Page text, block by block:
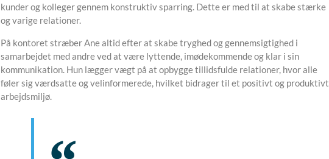
kunder og kolleger gennem konstruktiv sparring. Dette er med til at skabe stærke
og varige relationer.
På kontoret stræber Ane altid efter at skabe tryghed og gennemsigtighed i
samarbejdet med andre ved at være lyttende, imødekommende og klar i sin
kommunikation. Hun lægger vægt på at opbygge tillidsfulde relationer, hvor alle
føler sig værdsatte og velinformerede, hvilket bidrager til et positivt og produktivt
arbejdsmiljø.